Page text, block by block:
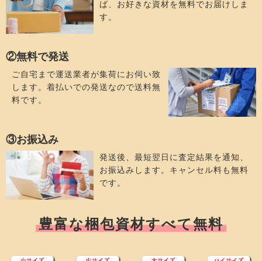
ば、お好きな資材を無料でお届けしま
す。
②無料で発送
ご自宅まで運送業者が集荷にお伺い致
します。着払いでの発送なので送料無
料です。
③お振込み
発送後、最短翌日に査定結果を通知、
お振込みします。キャンセル料も無料
です。
豊富な梱包資材すべて無料